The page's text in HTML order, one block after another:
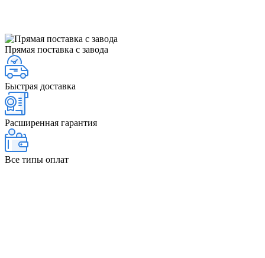
Прямая поставка с завода
Быстрая доставка
Расширенная гарантия
Все типы оплат